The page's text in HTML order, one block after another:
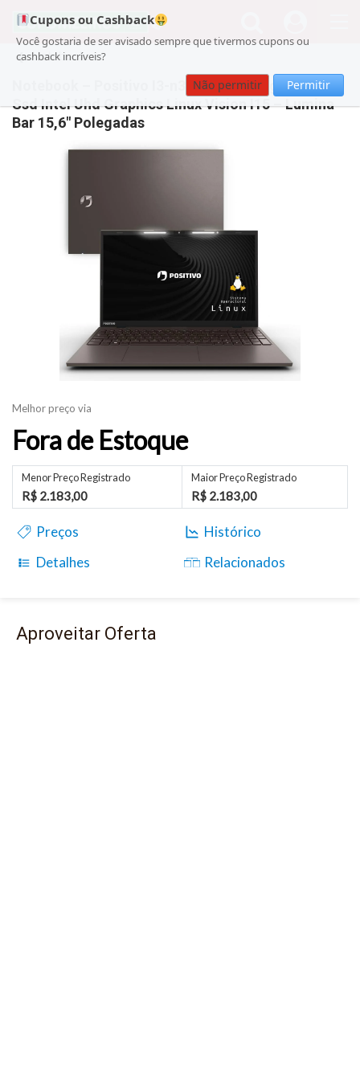
Cupons ou Cashback
Você gostaria de ser avisado sempre que tivermos cupons ou
cashback incríveis?
Não permitir Permitir
Notebooks
Notebook – Positivo I3-n300 1.10ghz 8gb 512gb
Ssd Intel Uhd Graphics Linux Vision I15 – Lumina
Bar 15,6″ Polegadas
Melhor preço via
Fora de Estoque
Menor Preço Registrado
R$ 2.183,00
Maior Preço Registrado
R$ 2.183,00
Preços
Histórico
Detalhes
Relacionados
Aproveitar Oferta